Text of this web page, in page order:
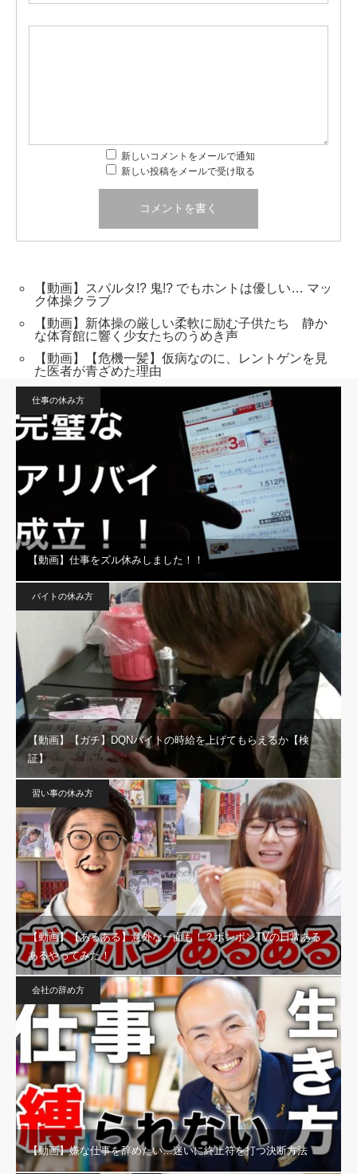
新しいコメントをメールで通知
新しい投稿をメールで受け取る
【動画】スパルタ!? 鬼!? でもホントは優しい… マッ
ク体操クラブ
【動画】新体操の厳しい柔軟に励む子供たち 静か
な体育館に響く少女たちのうめき声
【動画】【危機一髪】仮病なのに、レントゲンを見
た医者が青ざめた理由
仕事の休み方
【動画】仕事をズル休みしました！！
バイトの休み方
【動画】【ガチ】DQNバイトの時給を上げてもらえるか【検
証】
習い事の休み方
【動画】【あるある】意外な一面も！？ボンボンTVの日常ある
あるやってみた！
会社の辞め方
【動画】嫌な仕事を辞めたい…迷いに終止符を打つ決断方法